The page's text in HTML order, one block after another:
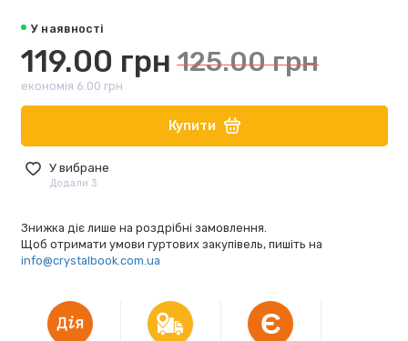
У наявності
119.00 грн 125.00 грн
економія 6.00 грн
Купити
У вибране
Додали 3
Знижка діє лише на роздрібні замовлення.
Щоб отримати умови гуртових закупівель, пишіть на
info@crystalbook.com.ua
Є